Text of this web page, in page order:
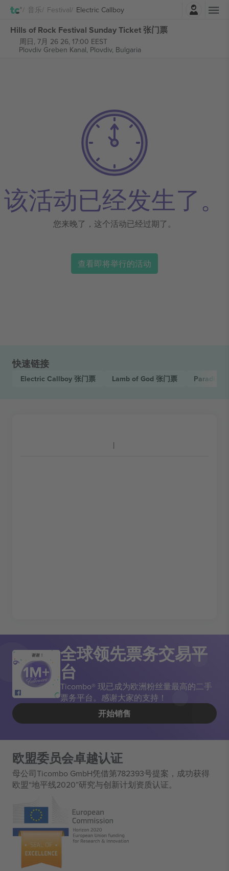
音乐 Festival Electric Callboy
Hills of Rock Festival Sunday Ticket 张门票
周日, 7月 26 26, 17:00 EEST
Plovdiv Greben Kanal, Plovdiv, Bulgaria
该活动已经发生了。
您来晚了，这个活动已经过期了。
查看即将举行的活动
快速链接
Electric Callboy 张门票 Lamb of God 张门票 Paradise
谢谢！ 全球领先票务交易平
台
Ticombo® 现已成为欧洲粉丝量最高的二手
票务平台。感谢大家的支持！
开始销售
欧盟委员会卓越认证
母公司Ticombo GmbH凭借第782393号提案，成功获得
欧盟“地平线2020”研究与创新计划资质认证。